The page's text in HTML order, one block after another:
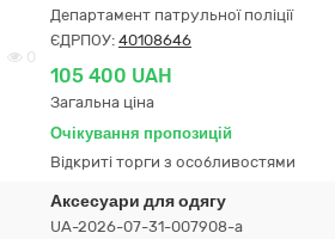
0
Департамент патрульної поліції
ЄДРПОУ: 40108646
105 400 UAH
Загальна ціна
Очікування пропозицій
Відкриті торги з особливостями
Аксесуари для одягу
UA-2026-07-31-007908-a